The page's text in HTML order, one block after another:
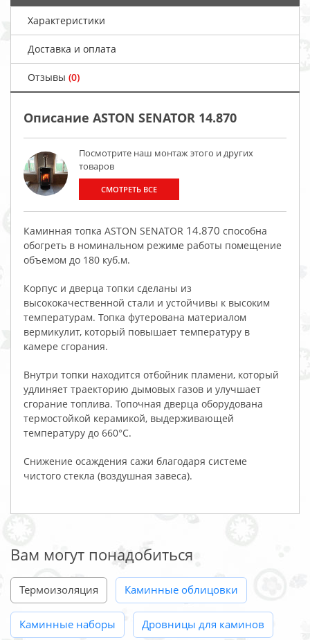
Характеристики
Доставка и оплата
Отзывы (0)
Описание ASTON SENATOR 14.870
Посмотрите наш монтаж этого и других
товаров
СМОТРЕТЬ ВСЕ
Каминная топка ASTON SENATOR 14.870 способна
обогреть в номинальном режиме работы помещение
объемом до 180 куб.м.
Корпус и дверца топки сделаны из
высококачественной стали и устойчивы к высоким
температурам. Топка футерована материалом
вермикулит, который повышает температуру в
камере сгорания.
Внутри топки находится отбойник пламени, который
удлиняет траекторию дымовых газов и улучшает
сгорание топлива. Топочная дверца оборудована
термостойкой керамикой, выдерживающей
температуру до 660°C.
Снижение осаждения сажи благодаря системе
чистого стекла (воздушная завеса).
Вам могут понадобиться
Термоизоляция Каминные облицовки
Каминные наборы Дровницы для каминов